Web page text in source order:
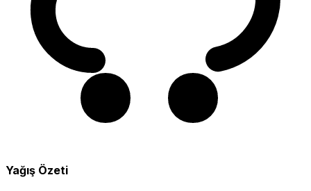
Yağış Özeti